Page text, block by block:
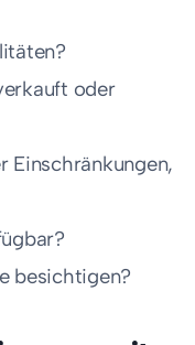
oder
Einschränkungen,
besichtigen?